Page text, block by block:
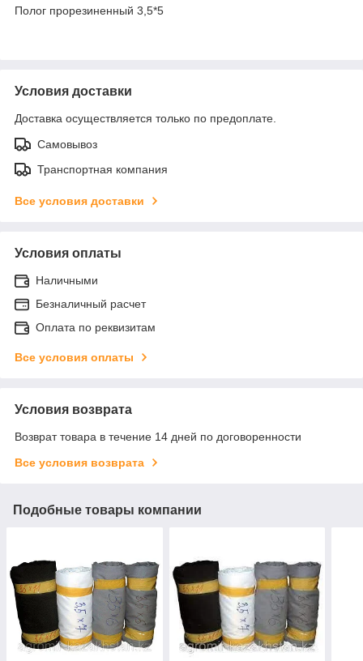
Полог прорезиненный 3,5*5
Условия доставки
Доставка осуществляется только по предоплате.
Самовывоз
Транспортная компания
Все условия доставки
Условия оплаты
Наличными
Безналичный расчет
Оплата по реквизитам
Все условия оплаты
Условия возврата
Возврат товара в течение 14 дней по договоренности
Все условия возврата
Подобные товары компании